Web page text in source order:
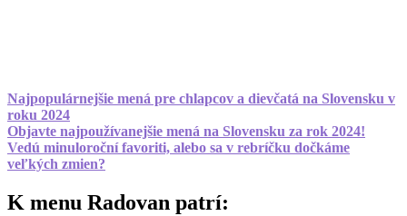
Najpopulárnejšie mená pre chlapcov a dievčatá na Slovensku v
roku 2024
Objavte najpoužívanejšie mená na Slovensku za rok 2024!
Vedú minuloroční favoriti, alebo sa v rebríčku dočkáme
veľkých zmien?
K menu Radovan patrí: